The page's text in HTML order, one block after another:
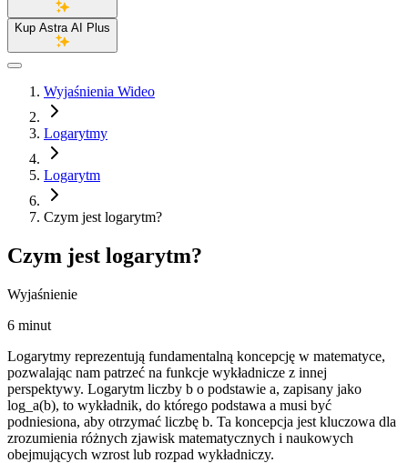
Kup Astra AI Plus
Wyjaśnienia Wideo
Logarytmy
Logarytm
Czym jest logarytm?
Czym jest logarytm?
Wyjaśnienie
6 minut
Logarytmy reprezentują fundamentalną koncepcję w matematyce,
pozwalając nam patrzeć na funkcje wykładnicze z innej
perspektywy. Logarytm liczby b o podstawie a, zapisany jako
log_a(b), to wykładnik, do którego podstawa a musi być
podniesiona, aby otrzymać liczbę b. Ta koncepcja jest kluczowa dla
zrozumienia różnych zjawisk matematycznych i naukowych
obejmujących wzrost lub rozpad wykładniczy.